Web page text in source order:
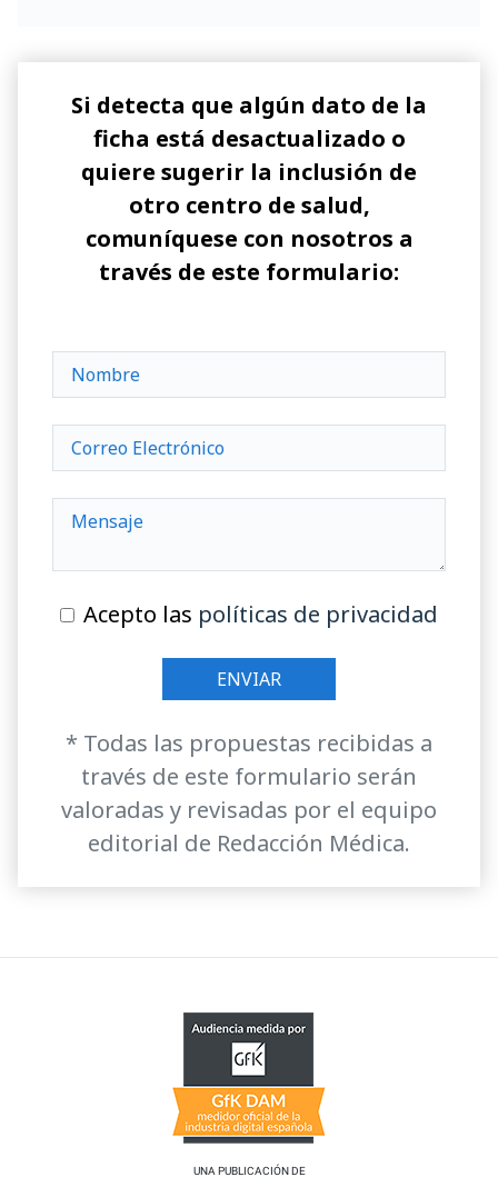
Si detecta que algún dato de la
ficha está desactualizado o
quiere sugerir la inclusión de
otro centro de salud,
comuníquese con nosotros a
través de este formulario:
Acepto las políticas de privacidad
* Todas las propuestas recibidas a
través de este formulario serán
valoradas y revisadas por el equipo
editorial de Redacción Médica.
UNA PUBLICACIÓN DE